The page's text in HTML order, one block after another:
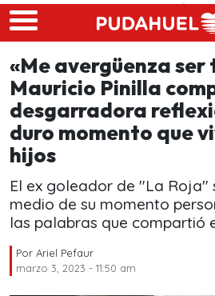
Skip to main content
«Me avergüenza ser
Mauricio Pinilla
desgarradora
duro momento que
hijos
El ex goleador de "La Roja"
medio de su momento
las palabras que compartió
Por Ariel Pefaur
marzo 3, 2023 - 11:50 am